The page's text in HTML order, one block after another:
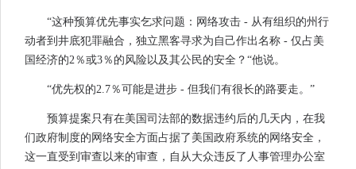
“这种预算优先事实乞求问题：网络攻击 - 从有组织的州行
动者到井底犯罪融合，独立黑客寻求为自己作出名称 - 仅占美
国经济的2％或3％的风险以及其公民的安全？“他说。
“优先权的2.7％可能是进步 - 但我们有很长的路要走。”
预算提案只有在美国司法部的数据违约后的几天内，在我
们政府制度的网络安全方面占据了美国政府系统的网络安全，
这一直受到审查以来的审查，自从大众违反了人事管理办公室